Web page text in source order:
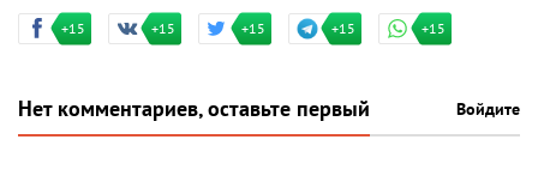
+15 +15 +15 +15 +15
Нет комментариев, оставьте первый Войдите